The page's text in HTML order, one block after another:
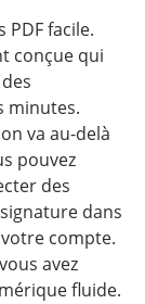
PDF facile.
conçue qui
minutes.
va au-delà
pouvez
des
dans
compte.
avez
fluide.